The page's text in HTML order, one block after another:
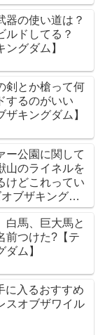
器の使い道は？
ルドしてる？
ングダム】
剣とか槍って何
するのがいい
キングダム】
ー公園に関して
山のライネルを
けどこれってい
ブザキングダ
白馬、巨大馬と
前つけた?【テ
ム】
に入るおすすめ
スオブザワイル